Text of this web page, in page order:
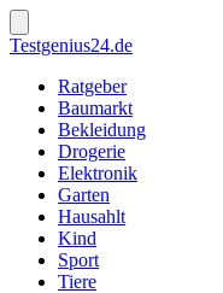
Zum
Inhalt
springen
Suche
ein-/ausblenden
Testgenius24.de
Ratgeber
Baumarkt
Bekleidung
Drogerie
Elektronik
Garten
Hausahlt
Kind
Sport
Tiere